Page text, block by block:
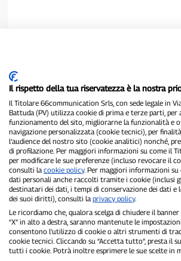
P300.it è una Testata Giornalistica
Registrazione numero 1/2021 del 1/2/2021
Proprietario ed editore:
02798890188
Direttore Responsabile:Alessandro Secchi-
Benedusi
Privacy Policy-Cookie
"Se è successo davvero, lo trovi
Copyright © P300.it 2012-
Il rispetto della tua riservatezza è la nostra
Il Titolare 66communication Srls, con sede legale in
Battuda (PV) utilizza cookie di prima e terze parti,
funzionamento del sito, migliorarne la funzionalità e
navigazione personalizzata (cookie tecnici), per
l’audience del nostro sito (cookie analitici) nonché,
di profilazione. Per maggiori informazioni su come il
per modificare le sue preferenze (incluso revocare il
consulti la cookie policy. Per maggiori informazioni
dati personali anche raccolti tramite i cookie (inclusi
destinatari dei dati, i tempi di conservazione dei dati e
dei suoi diritti), consulti la privacy policy.
Le ricordiamo che, qualora scelga di chiudere il
“X” in alto a destra, saranno mantenute le
consentono l’utilizzo di cookie o altri strumenti di
cookie tecnici. Cliccando su “Accetta tutto”, presta il
tutti i cookie. Potrà inoltre esprimere le sue scelte in